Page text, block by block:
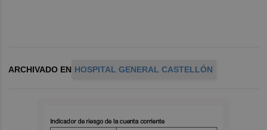
ARCHIVADO EN HOSPITAL GENERAL CASTELLÓN